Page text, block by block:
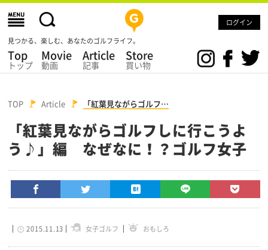
ログイン
見つかる、楽しむ、あなたのゴルフライフ。
Top
トップ
Movie
動画
Article
記事
Store
買い物
TOP Article 「紅葉見ながらゴルフ…
「紅葉見ながらゴルフしに行こうよ
う♪」編 なぜなに！？ゴルフ女子
2015.11.13 女子ゴルフ おもしろ